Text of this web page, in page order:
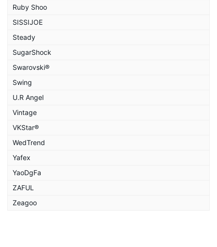
Ruby Shoo
SISSIJOE
Steady
SugarShock
Swarovski®
Swing
U.R Angel
Vintage
VKStar®
WedTrend
Yafex
YaoDgFa
ZAFUL
Zeagoo